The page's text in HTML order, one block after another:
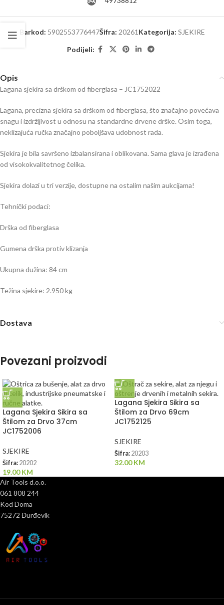
Barkod: 5902553776447Šifra: 20261 Kategorija: SJEKIRE
Podijeli:
Opis
Lagana sjekira sa drškom od fiberglasa – JC1752022
Lagana, precizna sjekira sa drškom od fiberglasa, što značajno povećava
snagu i izdržljivost u odnosu na standardne drvene drške. Osim toga,
neklizajuća ručka značajno poboljšava udobnost rada.
Sjekira je bila savršeno izbalansirana i oblikovana. Sama glava je izrađena
od visokokvalitetnog čelika.
Sjekira dolazi u tri verzije, dostupne na ostalim našim aukcijama!
Tehnički podaci:
Drška od fiberglasa
Gumena drška protiv klizanja
Ukupna dužina: 84 cm
Težina sjekire: 2.950 kg
Dostava
Povezani proizvodi
Lagana Sjekira Sikira sa
Štilom za Drvo 37cm
JC1752006
SJEKIRE
Šifra: 20202
19.00KM
Lagana Sjekira Sikira sa
Štilom za Drvo 69cm
JC1752125
SJEKIRE
Šifra: 20203
32.00KM
Air Tools d.o.o.
061 808 244
Kod Doma
75272 Đurđevik